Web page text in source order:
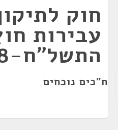
חוק
עבירות
התשל"ח-1978
ח"כים נוכחים